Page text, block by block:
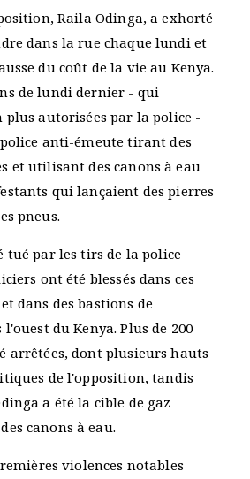
Raila Odinga, a exhorté
dans la rue chaque lundi et
du coût de la vie au Kenya.
de lundi dernier - qui
plus autorisées par la police -
anti-émeute tirant des
et utilisant des canons à eau
qui lançaient des pierres
pneus.
tué par les tirs de la police
ont été blessés dans ces
dans des bastions de
du Kenya. Plus de 200
arrêtées, dont plusieurs hauts
de l'opposition, tandis
a été la cible de gaz
canons à eau.
violences notables